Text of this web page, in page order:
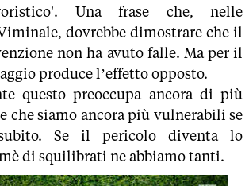
Una frase che, nelle
dovrebbe dimostrare che il
non ha avuto falle. Ma per il
produce l’effetto opposto.
questo preoccupa ancora di più
che siamo ancora più vulnerabili se
Se il pericolo diventa lo
di squilibrati ne abbiamo tanti.